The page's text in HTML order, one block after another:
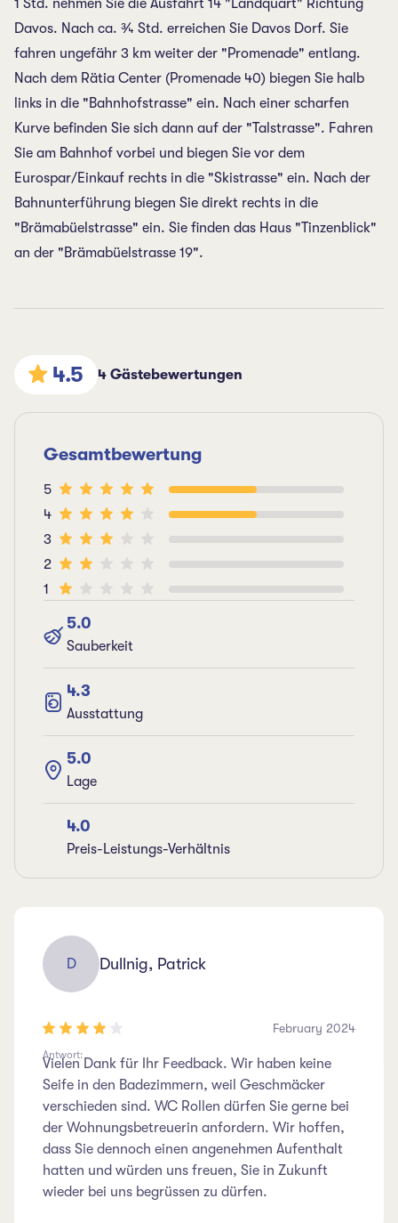
1 Std. nehmen Sie die Ausfahrt 14 "Landquart" Richtung
Davos. Nach ca. ¾ Std. erreichen Sie Davos Dorf. Sie
fahren ungefähr 3 km weiter der "Promenade" entlang.
Nach dem Rätia Center (Promenade 40) biegen Sie halb
links in die "Bahnhofstrasse" ein. Nach einer scharfen
Kurve befinden Sie sich dann auf der "Talstrasse". Fahren
Sie am Bahnhof vorbei und biegen Sie vor dem
Eurospar/Einkauf rechts in die "Skistrasse" ein. Nach der
Bahnunterführung biegen Sie direkt rechts in die
"Brämabüelstrasse" ein. Sie finden das Haus "Tinzenblick"
an der "Brämabüelstrasse 19".
4.5 4 Gästebewertungen
Gesamtbewertung
5
4
3
2
1
5.0
Sauberkeit
4.3
Ausstattung
5.0
Lage
4.0
Preis-Leistungs-Verhältnis
D Dullnig, Patrick
February 2024
Antwort:
Vielen Dank für Ihr Feedback. Wir haben keine
Seife in den Badezimmern, weil Geschmäcker
verschieden sind. WC Rollen dürfen Sie gerne bei
der Wohnungsbetreuerin anfordern. Wir hoffen,
dass Sie dennoch einen angenehmen Aufenthalt
hatten und würden uns freuen, Sie in Zukunft
wieder bei uns begrüssen zu dürfen.